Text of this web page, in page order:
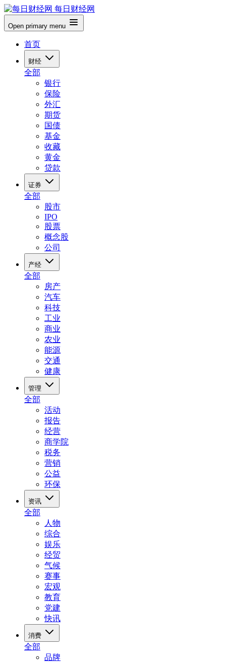
每日财经网
Open primary menu
首页
财经
全部
银行
保险
外汇
期货
国债
基金
收藏
黄金
贷款
证券
全部
股市
IPO
股票
概念股
公司
产经
全部
房产
汽车
科技
工业
商业
农业
能源
交通
健康
管理
全部
活动
报告
经营
商学院
税务
营销
公益
环保
资讯
全部
人物
综合
娱乐
经贸
气候
赛事
宏观
教育
党建
快讯
消费
全部
品牌